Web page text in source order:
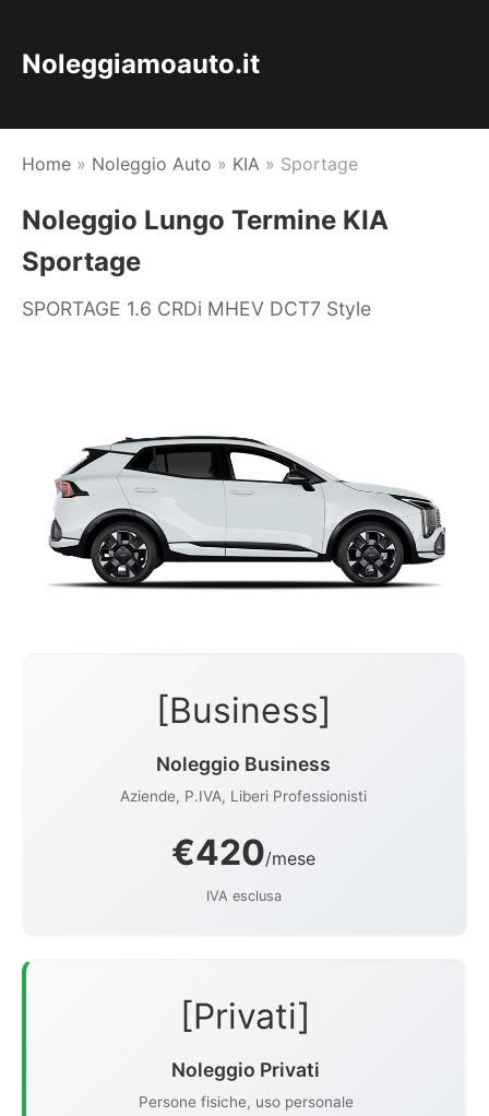
Noleggiamoauto.it
Home » Noleggio Auto » KIA » Sportage
Noleggio Lungo Termine KIA
Sportage
SPORTAGE 1.6 CRDi MHEV DCT7 Style
[Business]
Noleggio Business
Aziende, P.IVA, Liberi Professionisti
€420/mese
IVA esclusa
[Privati]
Noleggio Privati
Persone fisiche, uso personale